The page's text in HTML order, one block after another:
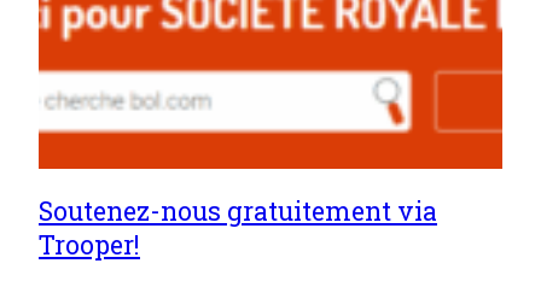
Soutenez-nous gratuitement via
Trooper!